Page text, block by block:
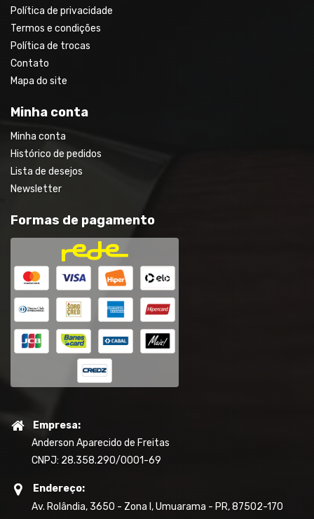
Política de privacidade
Termos e condições
Política de trocas
Contato
Mapa do site
Minha conta
Minha conta
Histórico de pedidos
Lista de desejos
Newsletter
Formas de pagamento
Empresa:
Anderson Aparecido de Freitas
CNPJ: 28.358.290/0001-69
Endereço:
Av. Rolândia, 3650 - Zona I, Umuarama - PR, 87502-170